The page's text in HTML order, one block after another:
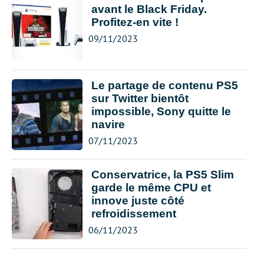
avant le Black Friday.
Profitez-en vite !
09/11/2023
Le partage de contenu PS5
sur Twitter bientôt
impossible, Sony quitte le
navire
07/11/2023
Conservatrice, la PS5 Slim
garde le même CPU et
innove juste côté
refroidissement
06/11/2023